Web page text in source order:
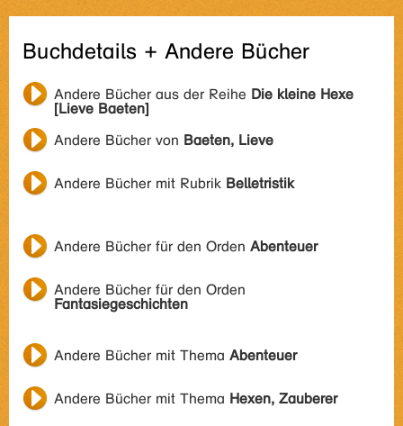
Buchdetails + Andere Bücher
Andere Bücher aus der Reihe Die kleine Hexe
[Lieve Baeten]
Andere Bücher von Baeten, Lieve
Andere Bücher mit Rubrik Belletristik
Andere Bücher für den Orden Abenteuer
Andere Bücher für den Orden
Fantasiegeschichten
Andere Bücher mit Thema Abenteuer
Andere Bücher mit Thema Hexen, Zauberer